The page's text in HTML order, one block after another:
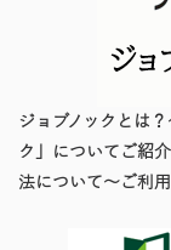
ジョブノックとは
ク」についてご紹
法について～ご利